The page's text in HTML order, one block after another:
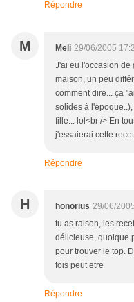
Répondre
M Meli 29/06/2005
J'ai eu l'occasion de
maison, un peu
comment dire... ça
solides à
fille... lol<br /> En
j'essaierai cette
Répondre
H honorius 29/06/
tu as raison, les
délicieuse, quoique
pour trouver le top.
fois peut etre
Répondre